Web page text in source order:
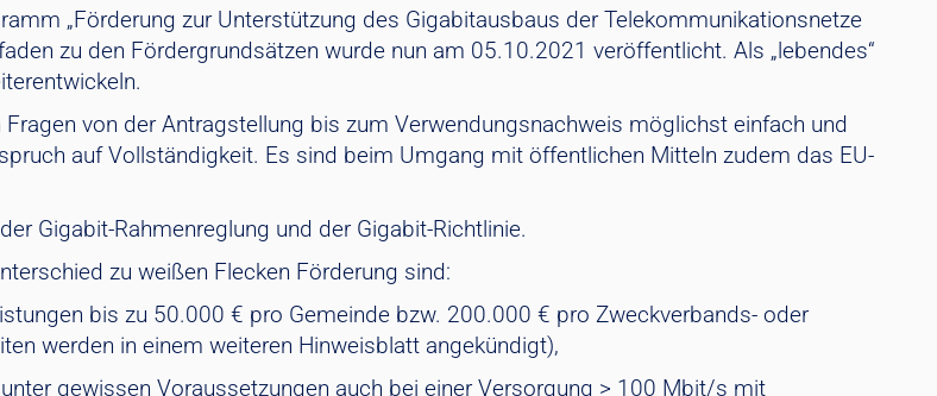
„Förderung zur Unterstützung des Gigabitausbaus der Telekommunikationsnetze
zu den Fördergrundsätzen wurde nun am 05.10.2021 veröffentlicht. Als „lebendes“
von der Antragstellung bis zum Verwendungsnachweis möglichst einfach und
auf Vollständigkeit. Es sind beim Umgang mit öffentlichen Mitteln zudem das EU-
Gigabit-Rahmenreglung und der Gigabit-Richtlinie.
zu weißen Flecken Förderung sind:
bis zu 50.000 € pro Gemeinde bzw. 200.000 € pro Zweckverbands- oder
werden in einem weiteren Hinweisblatt angekündigt),
gewissen Voraussetzungen auch bei einer Versorgung > 100 Mbit/s mit